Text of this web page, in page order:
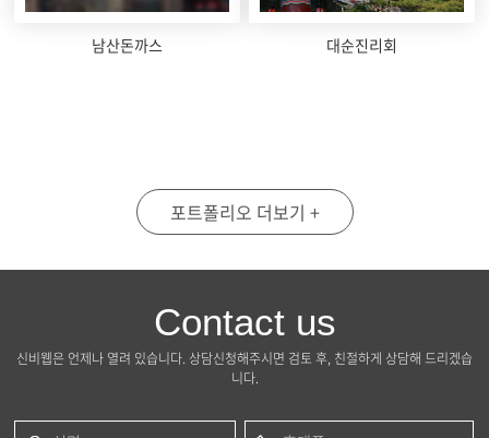
남산돈까스 대순진리회
포트폴리오 더보기 +
Contact us
신비웹은 언제나 열려 있습니다. 상담신청해주시면 검토 후, 친절하게 상담해 드리겠습
니다.